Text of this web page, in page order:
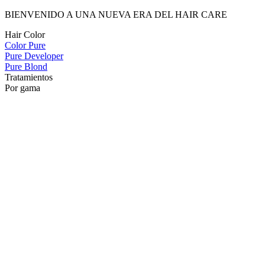
BIENVENIDO A UNA NUEVA ERA DEL HAIR CARE
Hair Color
Color Pure
Pure Developer
Pure Blond
Tratamientos
Por gama